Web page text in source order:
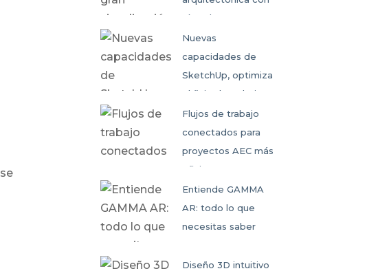
se
SketchUp
Nuevas
capacidades de
SketchUp, optimiza
el flujo de trabajo
colaborativo
Flujos de trabajo
conectados para
proyectos AEC más
eficientes
Entiende GAMMA
AR: todo lo que
necesitas saber
Diseño 3D intuitivo